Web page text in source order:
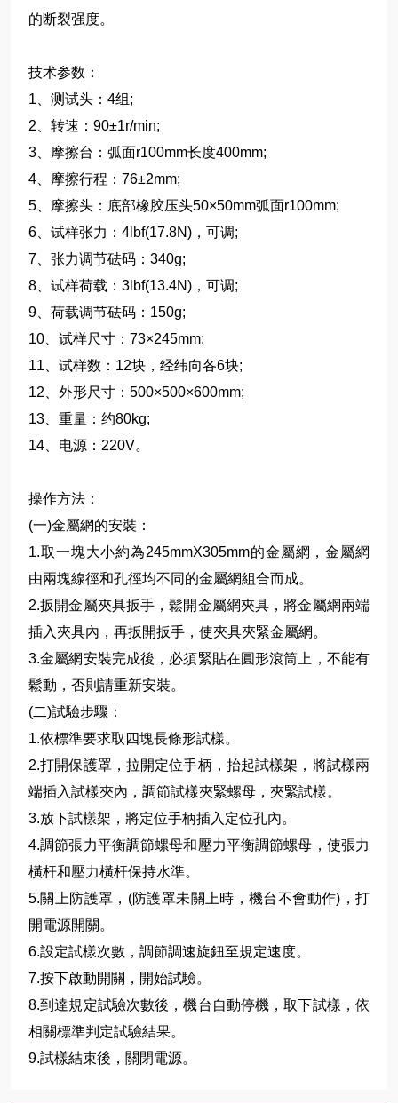
的断裂强度。
技术参数：
1、测试头：4组;
2、转速：90±1r/min;
3、摩擦台：弧面r100mm长度400mm;
4、摩擦行程：76±2mm;
5、摩擦头：底部橡胶压头50×50mm弧面r100mm;
6、试样张力：4lbf(17.8N)，可调;
7、张力调节砝码：340g;
8、试样荷载：3lbf(13.4N)，可调;
9、荷载调节砝码：150g;
10、试样尺寸：73×245mm;
11、试样数：12块，经纬向各6块;
12、外形尺寸：500×500×600mm;
13、重量：约80kg;
14、电源：220V。
操作方法：
(一)金屬網的安裝：
1.取一塊大小約為245mmX305mm的金屬網，金屬網
由兩塊線徑和孔徑均不同的金屬網組合而成。
2.扳開金屬夾具扳手，鬆開金屬網夾具，將金屬網兩端
插入夾具內，再扳開扳手，使夾具夾緊金屬網。
3.金屬網安裝完成後，必須緊貼在圓形滾筒上，不能有
鬆動，否則請重新安裝。
(二)試驗步驟：
1.依標準要求取四塊長條形試樣。
2.打開保護罩，拉開定位手柄，抬起試樣架，將試樣兩
端插入試樣夾內，調節試樣夾緊螺母，夾緊試樣。
3.放下試樣架，將定位手柄插入定位孔內。
4.調節張力平衡調節螺母和壓力平衡調節螺母，使張力
橫杆和壓力橫杆保持水準。
5.關上防護罩，(防護罩未關上時，機台不會動作)，打
開電源開關。
6.設定試樣次數，調節調速旋鈕至規定速度。
7.按下啟動開關，開始試驗。
8.到達規定試驗次數後，機台自動停機，取下試樣，依
相關標準判定試驗結果。
9.試樣結束後，關閉電源。